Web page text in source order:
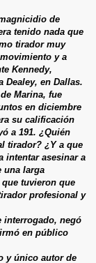
de
tenido nada que
tirador muy
y a
Kennedy,
Dealey, en Dallas.
Marina, fue
en diciembre
su calificación
a 191. ¿Quién
tirador? ¿Y a que
intentar asesinar a
una larga
tuvieron que
profesional y
interrogado, negó
en público
y único autor de